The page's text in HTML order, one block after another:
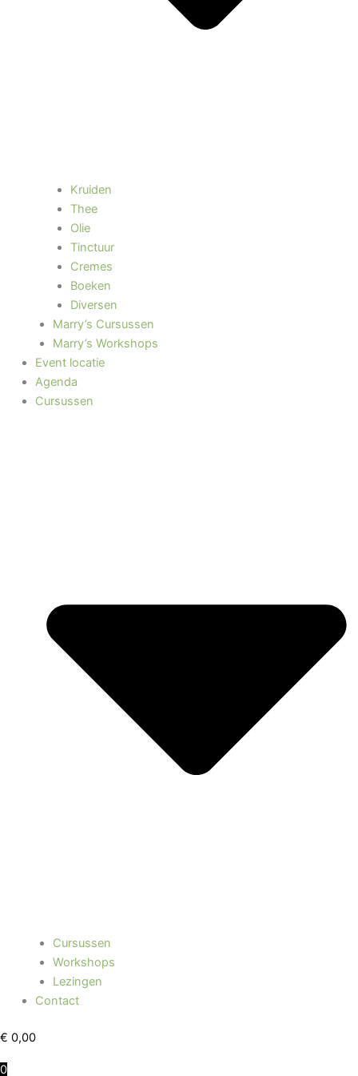
Kruiden
Thee
Olie
Tinctuur
Cremes
Boeken
Diversen
Marry’s Cursussen
Marry’s Workshops
Event locatie
Agenda
Cursussen
Cursussen
Workshops
Lezingen
Contact
€ 0,00
0